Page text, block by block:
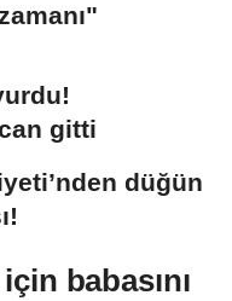
gitti
düğün
babasını